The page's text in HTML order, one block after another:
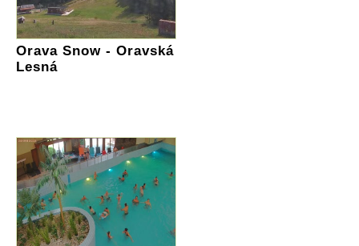
Orava Snow - Oravská
Lesná